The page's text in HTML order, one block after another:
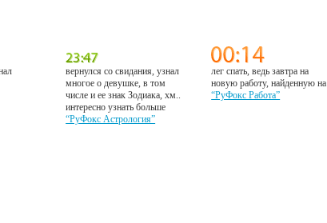
вернулся со свидания, узнал
многое о девушке, в том
числе и ее знак Зодиака, хм..
интересно узнать больше
“РуФокс Астрология”
лег спать, ведь завтра на
новую работу, найденную на
“РуФокс Работа”